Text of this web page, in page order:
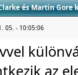
és Martin Gore
05. - 10:05:06
az